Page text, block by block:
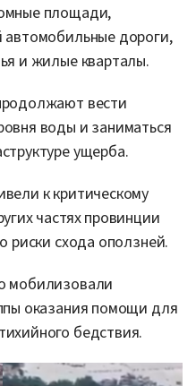
площади,
дороги,
и жилые кварталы.
вести
воды и заниматься
ущерба.
к критическому
частях провинции
риски схода оползней.
мобилизовали
оказания помощи для
бедствия.